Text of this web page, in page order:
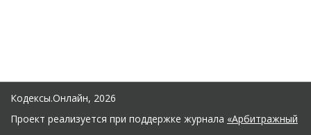
Кодексы.Онлайн, 2026
Проект реализуется при поддержке журнала «Арбитражный